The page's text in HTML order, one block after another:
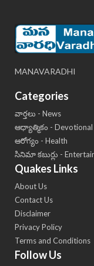
MANAVARADHI
Categories
వార్తలు - News
ఆధ్యాత్మికం - Devotional
ఆరోగ్యం - Health
సినిమా కబుర్లు -
Quakes Links
About Us
Contact Us
Disclaimer
Privacy Policy
Terms and Conditions
Follow Us